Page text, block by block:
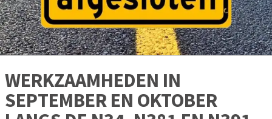
WERKZAAMHEDEN IN
SEPTEMBER EN OKTOBER